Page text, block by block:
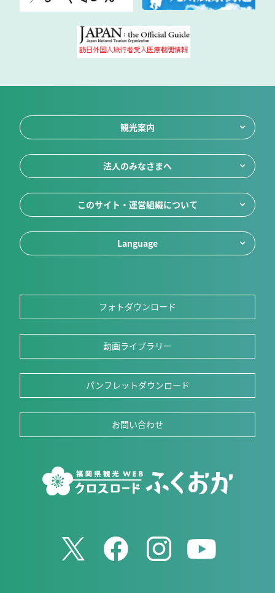
観光案内
法人のみなさまへ
このサイト・運営組織について
Language
フォトダウンロード
動画ライブラリー
パンフレットダウンロード
お問い合わせ